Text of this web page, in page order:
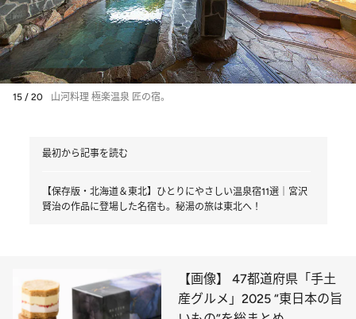
15 / 20 山河料理 極楽温泉 匠の宿。
最初から記事を読む
【保存版・北海道＆東北】ひとりにやさしい温泉宿11選｜宮沢
賢治の作品に登場した名宿も。秘湯の旅は東北へ！
【画像】 47都道府県「手土
産グルメ」2025 “東日本の旨